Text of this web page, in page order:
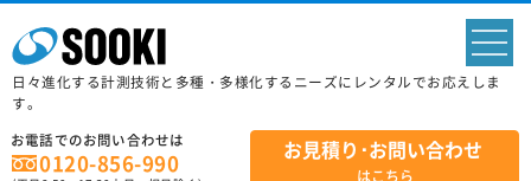
日々進化する計測技術と多種・多様化するニーズにレンタルでお応えしま
す。
お電話でのお問い合わせは
0120-856-990 お見積り･お問い合わせ
はこちら